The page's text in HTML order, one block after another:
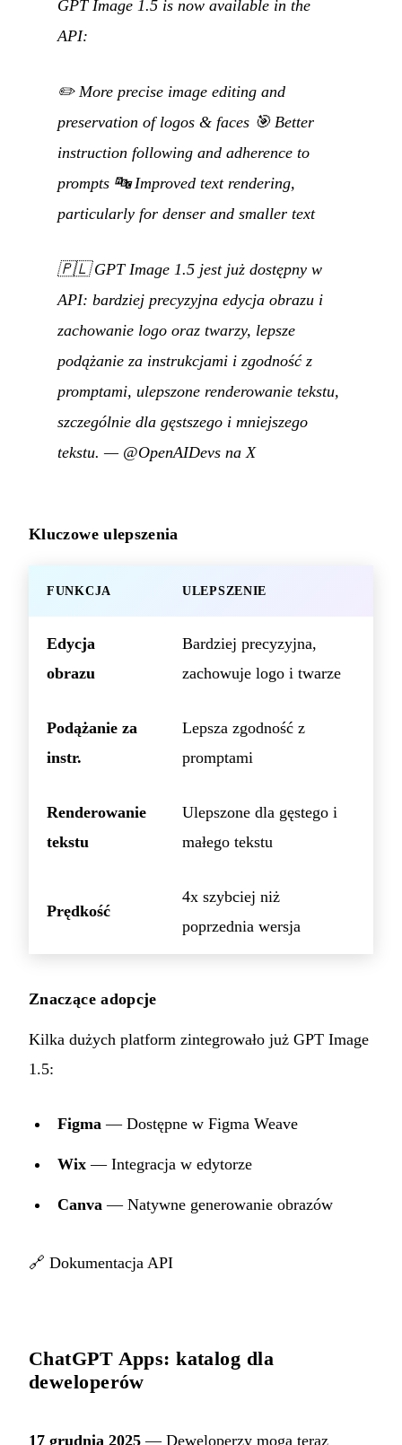
GPT Image 1.5 is now available in the
API:
✏️ More precise image editing and
preservation of logos & faces 🎯 Better
instruction following and adherence to
prompts 🔤 Improved text rendering,
particularly for denser and smaller text
🇵🇱GPT Image 1.5 jest już dostępny w
API: bardziej precyzyjna edycja obrazu i
zachowanie logo oraz twarzy, lepsze
podążanie za instrukcjami i zgodność z
promptami, ulepszone renderowanie tekstu,
szczególnie dla gęstszego i mniejszego
tekstu. — @OpenAIDevs na X
Kluczowe ulepszenia
FUNKCJA ULEPSZENIE
Edycja
obrazu
Bardziej precyzyjna,
zachowuje logo i twarze
Podążanie za
instr.
Lepsza zgodność z
promptami
Renderowanie
tekstu
Ulepszone dla gęstego i
małego tekstu
Prędkość
4x szybciej niż
poprzednia wersja
Znaczące adopcje
Kilka dużych platform zintegrowało już GPT Image
1.5:
Figma — Dostępne w Figma Weave
Wix — Integracja w edytorze
Canva — Natywne generowanie obrazów
🔗 Dokumentacja API
ChatGPT Apps: katalog dla
deweloperów
17 grudnia 2025 — Deweloperzy mogą teraz